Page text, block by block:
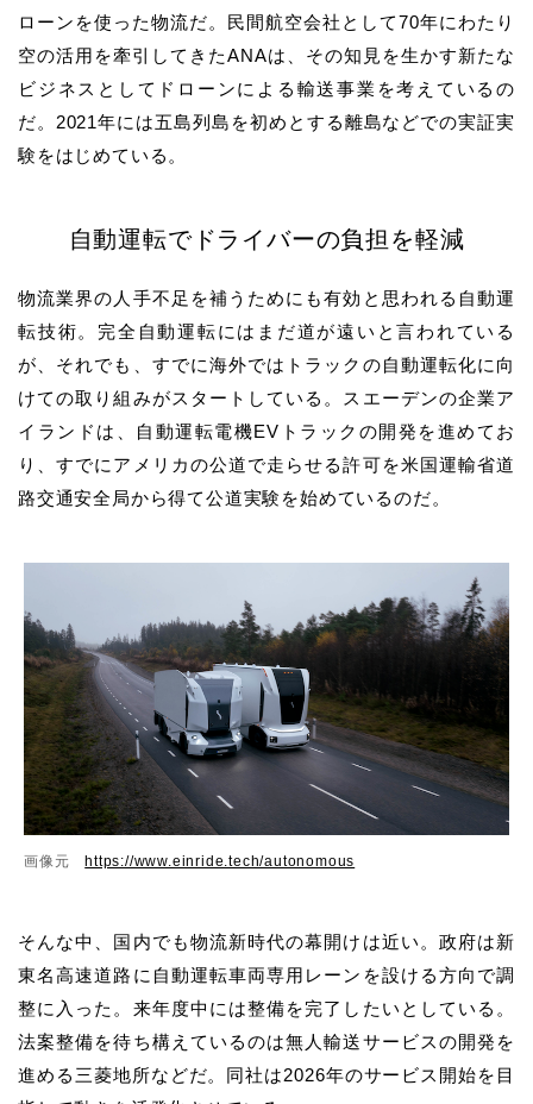
ローンを使った物流だ。民間航空会社として70年にわたり
空の活用を牽引してきたANAは、その知見を生かす新たな
ビジネスとしてドローンによる輸送事業を考えているの
だ。2021年には五島列島を初めとする離島などでの実証実
験をはじめている。
自動運転でドライバーの負担を軽減
物流業界の人手不足を補うためにも有効と思われる自動運
転技術。完全自動運転にはまだ道が遠いと言われている
が、それでも、すでに海外ではトラックの自動運転化に向
けての取り組みがスタートしている。スエーデンの企業ア
イランドは、自動運転電機EVトラックの開発を進めてお
り、すでにアメリカの公道で走らせる許可を米国運輸省道
路交通安全局から得て公道実験を始めているのだ。
画像元 https://www.einride.tech/autonomous
そんな中、国内でも物流新時代の幕開けは近い。政府は新
東名高速道路に自動運転車両専用レーンを設ける方向で調
整に入った。来年度中には整備を完了したいとしている。
法案整備を待ち構えているのは無人輸送サービスの開発を
進める三菱地所などだ。同社は2026年のサービス開始を目